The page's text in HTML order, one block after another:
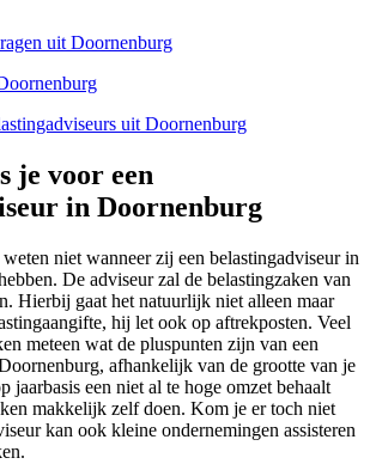
uit Doornenburg
uit Doornenburg
je voor een
in Doornenburg
niet wanneer zij een belastingadviseur in
De adviseur zal de belastingzaken van
Hierbij gaat het natuurlijk niet alleen maar
hij let ook op aftrekposten. Veel
meteen wat de pluspunten zijn van een
afhankelijk van de grootte van je
jaarbasis een niet al te hoge omzet behaalt
makkelijk zelf doen. Kom je er toch niet
kan ook kleine ondernemingen assisteren